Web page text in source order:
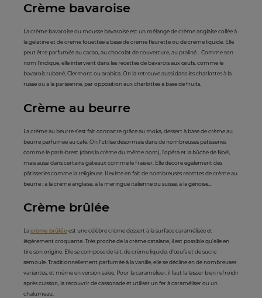
Crème bavaroise
La crème bavaroise ou mousse bavaroise est un mélange de crème anglaise collée à
la gélatine et de crème fouettée à base de crème fleurette ou de crème liquide. Elle
peut être parfumée au cacao, au chocolat de couverture, au praliné… Comme son
nom l’indique, elle intervient dans les recettes de bavarois aux œufs, comme le
bavarois rubané, Clermont ou arabica. On la retrouve aussi dans les charlottes à la
russe ou à la parisienne, par opposition aux charlottes à base de fruits.
Crème au beurre
La crème au beurre s’est fait connaître grâce au moka, dessert à base de crème au
beurre parfumée au café. On l’utilise désormais dans de nombreuses pâtisseries
comme le paris-brest (dans la crème du même nom), l’opéra et la bûche de Noël,
mais aussi dans certains gâteaux comme le fraisier. Elle décore également des
pâtisseries comme la religieuse. Il existe en fait de nombreuses recettes de crème au
beurre : à la crème anglaise, à la meringue italienne ou suisse, à la génoise…
Crème brûlée
Lacrème brûlée est une célèbre crème dessert à la surface caramélisée et
légèrement croquante. Très proche de la crème catalane, il est possible qu’elle en
tire son origine. Elle se compose de lait, de crème liquide, d’œufs et de sucre
semoule. Traditionnellement parfumée à la vanille, elle se décline en de nombreuses
variantes, et même en version salée. Pour la caraméliser, il faut la laisser bien refroidir
après cuisson, la recouvrir de cassonade et utiliser un fer à caraméliser ou un
chalumeau.